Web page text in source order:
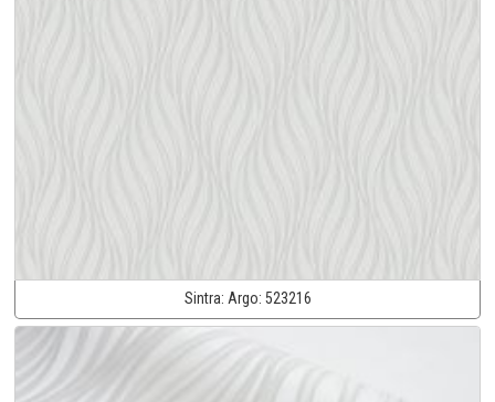
Sintra: Argo: 523216